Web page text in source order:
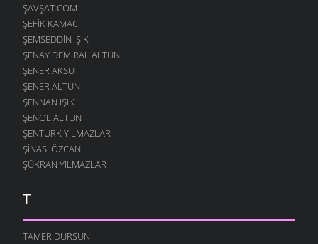
ŞAVŞAT.COM
ŞEFIK KAMACI
ŞEMSEDDIN IŞIK
ŞENAY DEMIRAL ALTUN
ŞENER AKSU
ŞENER ALTUN
ŞENNAN IŞIK
ŞENOL ALTUN
ŞENTÜRK YILMAZLAR
ŞINASI ÖZCAN
ŞÜKRAN YILMAZLAR
T
TAMER DURSUN